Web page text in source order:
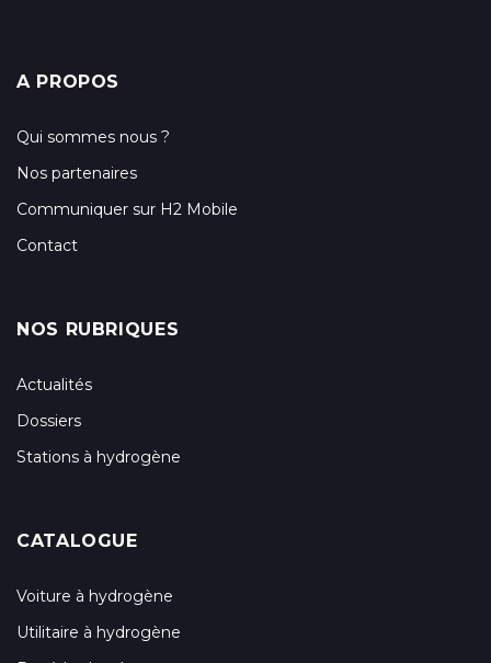
A PROPOS
Qui sommes nous ?
Nos partenaires
Communiquer sur H2 Mobile
Contact
NOS RUBRIQUES
Actualités
Dossiers
Stations à hydrogène
CATALOGUE
Voiture à hydrogène
Utilitaire à hydrogène